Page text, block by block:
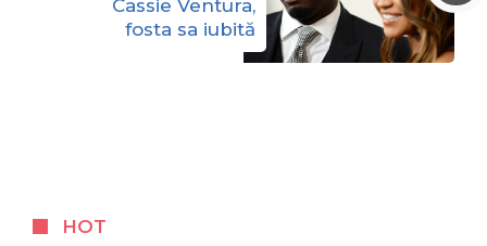
Cassie Ventura,
fosta sa iubită
HOT